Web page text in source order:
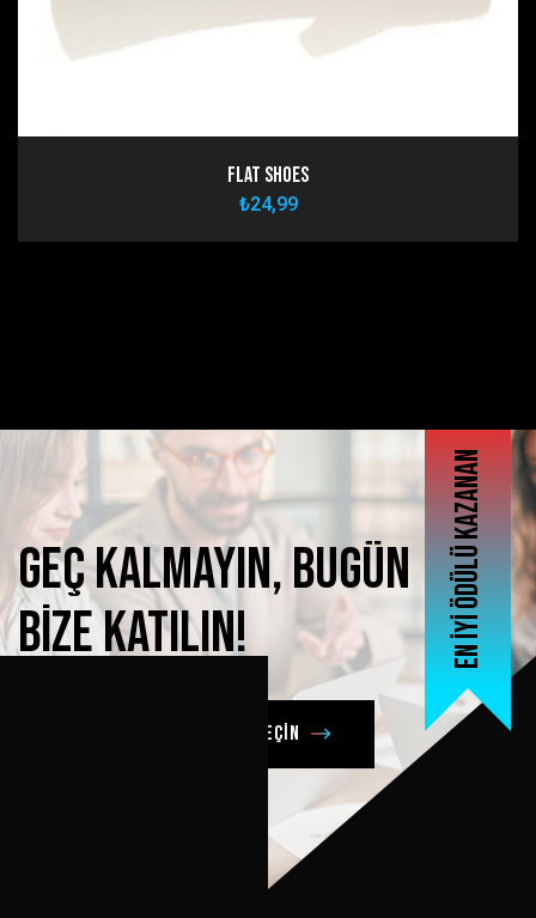
Flat Shoes
₺24,99
En iyi ödülü kazanan
Geçkalmayın,bugün
bizekatılın!
Şimdi bizimle iletişime geçin